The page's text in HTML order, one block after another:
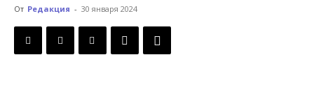
Кыргызстана
От Редакция - 30 января 2024